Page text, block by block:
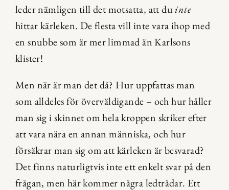
leder nämligen till det motsatta, att du inte
hittar kärleken. De flesta vill inte vara ihop med
en snubbe som är mer limmad än Karlsons
klister!
Men när är man det då? Hur uppfattas man
som alldeles för överväldigande – och hur håller
man sig i skinnet om hela kroppen skriker efter
att vara nära en annan människa, och hur
försäkrar man sig om att kärleken är besvarad?
Det finns naturligtvis inte ett enkelt svar på den
frågan, men här kommer några ledtrådar. Ett